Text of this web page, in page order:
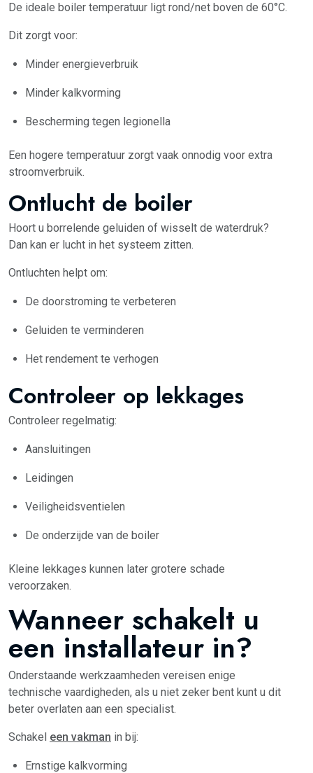
De ideale boiler temperatuur ligt rond/net boven de 60°C.
Dit zorgt voor:
Minder energieverbruik
Minder kalkvorming
Bescherming tegen legionella
Een hogere temperatuur zorgt vaak onnodig voor extra
stroomverbruik.
Ontlucht de boiler
Hoort u borrelende geluiden of wisselt de waterdruk?
Dan kan er lucht in het systeem zitten.
Ontluchten helpt om:
De doorstroming te verbeteren
Geluiden te verminderen
Het rendement te verhogen
Controleer op lekkages
Controleer regelmatig:
Aansluitingen
Leidingen
Veiligheidsventielen
De onderzijde van de boiler
Kleine lekkages kunnen later grotere schade
veroorzaken.
Wanneer schakelt u
een installateur in?
Onderstaande werkzaamheden vereisen enige
technische vaardigheden, als u niet zeker bent kunt u dit
beter overlaten aan een specialist.
Schakel een vakman in bij:
Ernstige kalkvorming